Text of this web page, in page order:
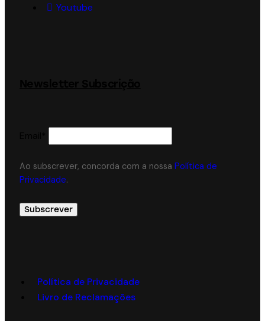
Youtube
Ao subscrever, concorda com a nossa Política de
Privacidade.
Política de Privacidade
Livro de Reclamações